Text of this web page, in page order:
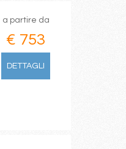
a partire da
€ 753
DETTAGLI